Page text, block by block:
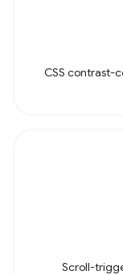
CSS contrast-
Scroll-